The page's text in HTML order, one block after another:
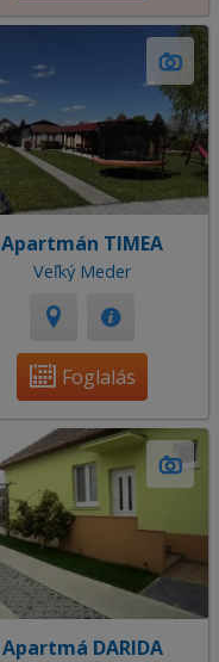
Apartmán TIMEA
Veľký Meder
Foglalás
Apartmá DARIDA